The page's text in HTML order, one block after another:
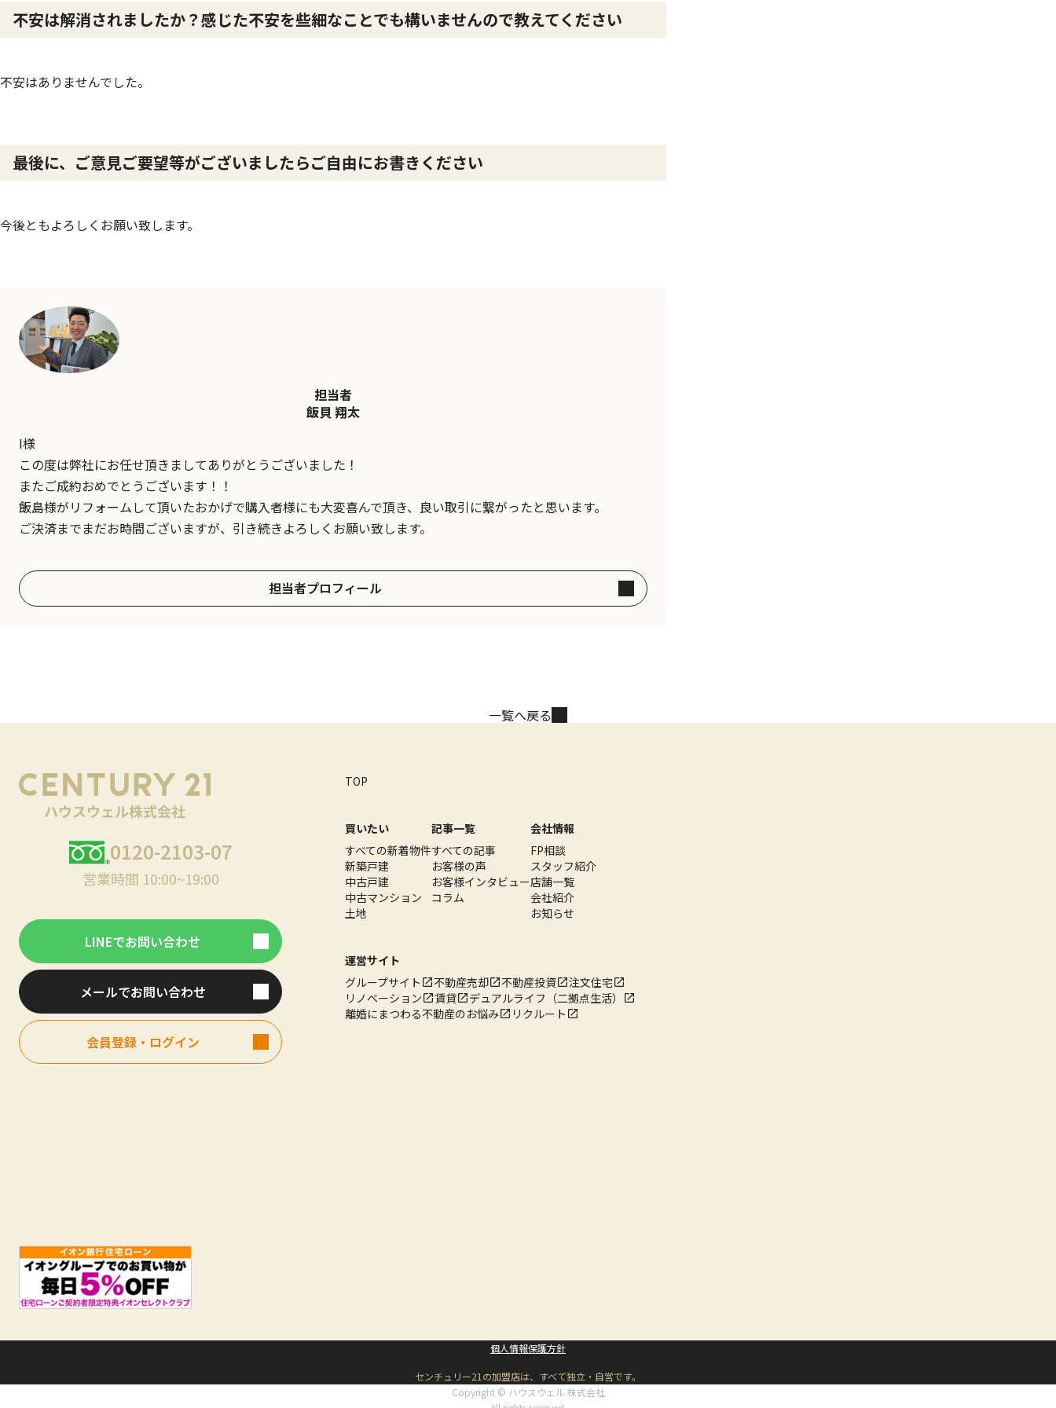
不安は解消されましたか？感じた不安を些細なことでも構いませんので教えてください
不安はありませんでした。
最後に、ご意見ご要望等がございましたらご自由にお書きください
今後ともよろしくお願い致します。
担当者
飯貝 翔太
I様
この度は弊社にお任せ頂きましてありがとうございました！
またご成約おめでとうございます！！
飯島様がリフォームして頂いたおかげで購入者様にも大変喜んで頂き、良い取引に繋がったと思います。
ご決済までまだお時間ございますが、引き続きよろしくお願い致します。
担当者プロフィール
一覧へ戻る
0120-2103-07
営業時間 10:00~19:00
LINEでお問い合わせ
メールでお問い合わせ
会員登録・ログイン
TOP
買いたい
すべての新着物件
新築戸建
中古戸建
中古マンション
土地
記事一覧
すべての記事
お客様の声
お客様インタビュー
コラム
会社情報
FP相談
スタッフ紹介
店舗一覧
会社紹介
お知らせ
運営サイト
グループサイト
不動産売却 不動産投資
注文住宅
リノベーション
賃貸
デュアルライフ（二拠点生活）
離婚にまつわる不動産のお悩み
リクルート
個人情報保護方針
センチュリー21の加盟店は、すべて独立・自営です。
Copyright © ハウスウェル 株式会社